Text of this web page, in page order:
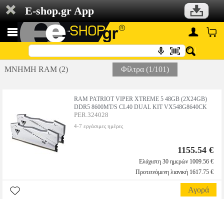
E-shop.gr App
ΜΝΗΜΗ RAM (2) Φίλτρα (1/101)
RAM PATRIOT VIPER XTREME 5 48GB (2X24GB)
DDR5 8600MT/S CL40 DUAL KIT VX548G8640CK
PER.324028
4-7 εργάσιμες ημέρες
1155.54 €
Ελάχιστη 30 ημερών 1009.56 €
Προτεινόμενη λιανική 1617.75 €
Αγορά